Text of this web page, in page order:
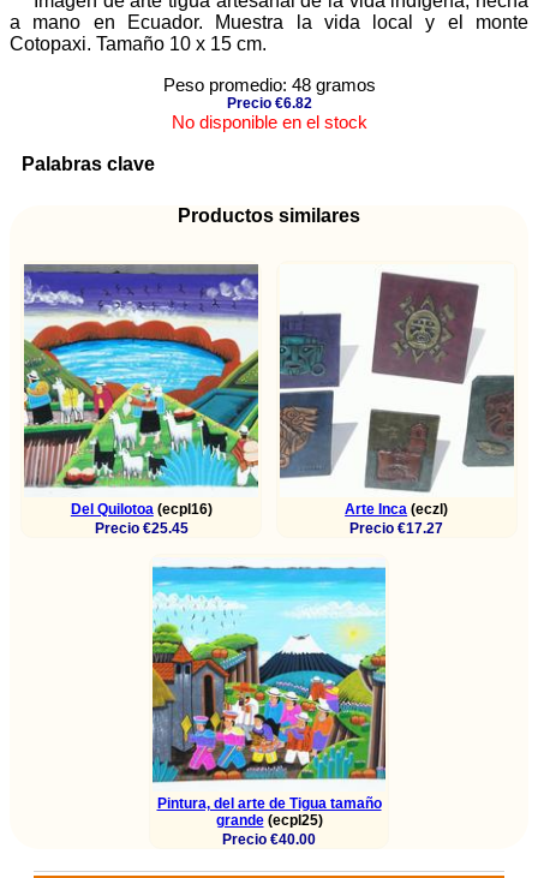
a mano en Ecuador. Muestra la vida local y el monte
Cotopaxi. Tamaño 10 x 15 cm.
Peso promedio: 48 gramos
Precio €6.82
No disponible en el stock
Palabras clave
Productos similares
Del Quilotoa(ecpl16)
Precio €25.45
Arte Inca (eczl)
Precio €17.27
Pintura, del arte de Tigua tamaño
grande(ecpl25)
Precio €40.00